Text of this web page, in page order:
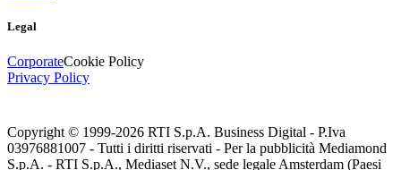
Legal
CorporateCookie Policy
Privacy Policy
Copyright © 1999-2026 RTI S.p.A. Business Digital - P.Iva
03976881007 - Tutti i diritti riservati - Per la pubblicità Mediamond
S.p.A. - RTI S.p.A., Mediaset N.V., sede legale Amsterdam (Paesi